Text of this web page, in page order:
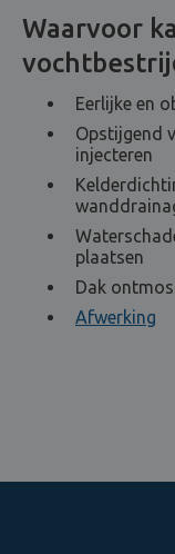
Waarvoor
Eerlijke en
Opstijgend
injecteren
plaatsen
Dak
Afwerking